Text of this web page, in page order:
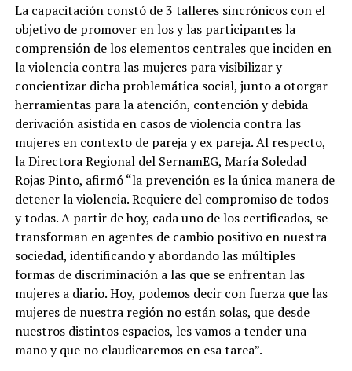
La capacitación constó de 3 talleres sincrónicos con el
objetivo de promover en los y las participantes la
comprensión de los elementos centrales que inciden en
la violencia contra las mujeres para visibilizar y
concientizar dicha problemática social, junto a otorgar
herramientas para la atención, contención y debida
derivación asistida en casos de violencia contra las
mujeres en contexto de pareja y ex pareja. Al respecto,
la Directora Regional del SernamEG, María Soledad
Rojas Pinto, afirmó “la prevención es la única manera de
detener la violencia. Requiere del compromiso de todos
y todas. A partir de hoy, cada uno de los certificados, se
transforman en agentes de cambio positivo en nuestra
sociedad, identificando y abordando las múltiples
formas de discriminación a las que se enfrentan las
mujeres a diario. Hoy, podemos decir con fuerza que las
mujeres de nuestra región no están solas, que desde
nuestros distintos espacios, les vamos a tender una
mano y que no claudicaremos en esa tarea”.